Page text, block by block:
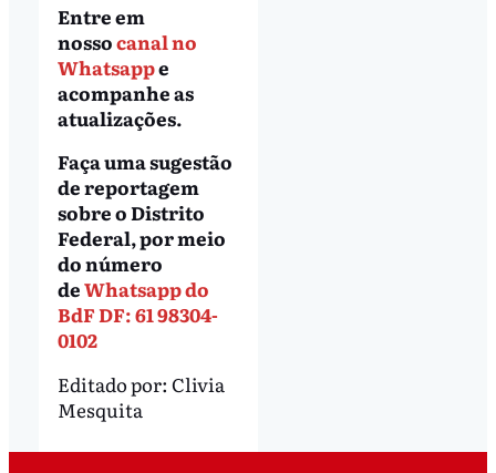
Entre em
nossocanal no
Whatsappe
acompanhe as
atualizações.
Faça uma sugestão
de reportagem
sobre o Distrito
Federal, por meio
do número
deWhatsapp do
BdF DF: 61 98304-
0102
Editado por: Clivia
Mesquita